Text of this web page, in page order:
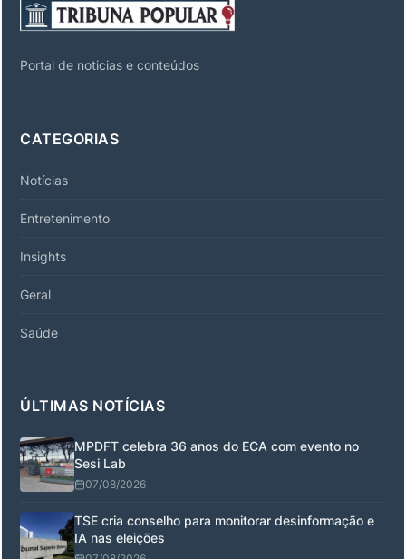
Portal de noticias e conteúdos
CATEGORIAS
Notícias
Entretenimento
Insights
Geral
Saúde
ÚLTIMAS NOTÍCIAS
MPDFT celebra 36 anos do ECA com evento no
Sesi Lab
07/08/2026
TSE cria conselho para monitorar desinformação e
IA nas eleições